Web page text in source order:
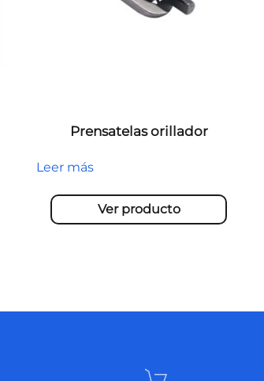
Prensatelas orillador
Leer más
Ver producto